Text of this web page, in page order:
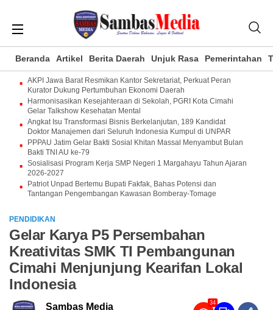
Beranda Artikel Berita Daerah Unjuk Rasa Pemerintahan
AKPI Jawa Barat Resmikan Kantor Sekretariat, Perkuat Peran
Kurator Dukung Pertumbuhan Ekonomi Daerah
Harmonisasikan Kesejahteraan di Sekolah, PGRI Kota Cimahi
Gelar Talkshow Kesehatan Mental
Angkat Isu Transformasi Bisnis Berkelanjutan, 189 Kandidat
Doktor Manajemen dari Seluruh Indonesia Kumpul di UNPAR
PPPAU Jatim Gelar Bakti Sosial Khitan Massal Menyambut Bulan
Bakti TNI AU ke-79
Sosialisasi Program Kerja SMP Negeri 1 Margahayu Tahun Ajaran
2026-2027
Patriot Unpad Bertemu Bupati Fakfak, Bahas Potensi dan
Tantangan Pengembangan Kawasan Bomberay-Tomage
PENDIDIKAN
Gelar Karya P5 Persembahan
Kreativitas SMK TI Pembangunan
Cimahi Menjunjung Kearifan Lokal
Indonesia
Sambas Media 34